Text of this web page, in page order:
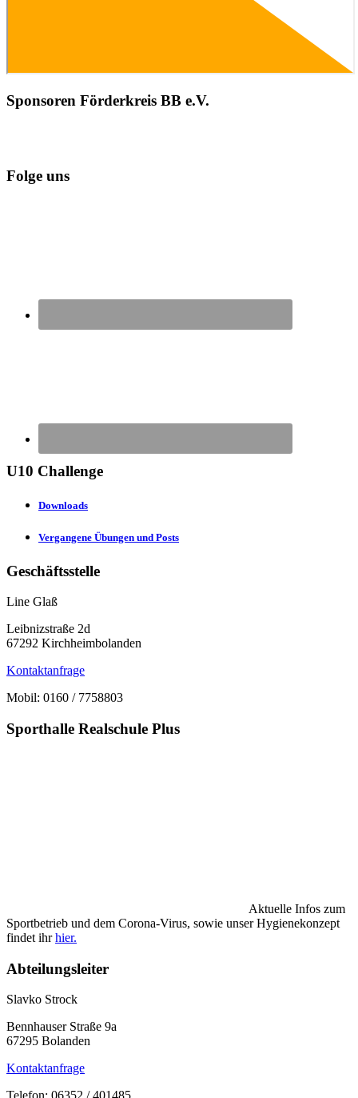
Sponsoren Förderkreis BB e.V.
Folge uns
U10 Challenge
Downloads
Vergangene Übungen und Posts
Geschäftsstelle
Line Glaß
Leibnizstraße 2d
67292 Kirchheimbolanden
Kontaktanfrage
Mobil: 0160 / 7758803
Sporthalle Realschule Plus
Aktuelle Infos zum
Sportbetrieb und dem Corona-Virus, sowie unser Hygienekonzept
findet ihrhier.
Abteilungsleiter
Slavko Strock
Bennhauser Straße 9a
67295 Bolanden
Kontaktanfrage